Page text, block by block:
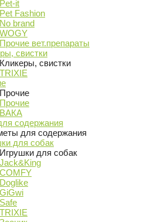
Pet-it
Pet Fashion
No brand
WOGY
Прочие вет.препараты
свистки
Кликеры, свистки
TRIXIE
Прочие
Прочие
ВАКА
содержания
для содержания
для собак
Игрушки для собак
Jack&King
COMFY
Doglike
GiGwi
Safe
TRIXIE